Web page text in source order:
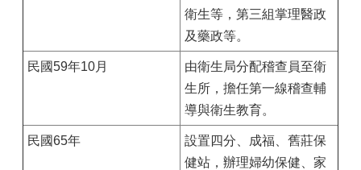
衛生等，第三組掌理醫政
及藥政等。
民國59年10月
由衛生局分配稽查員至衛
生所，擔任第一線稽查輔
導與衛生教育。
民國65年
設置四分、成福、舊莊保
健站，辦理婦幼保健、家